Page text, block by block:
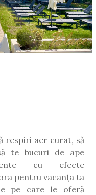
respiri aer curat, să
te bucuri de ape
cu efecte
pentru vacanța ta
pe care le oferă